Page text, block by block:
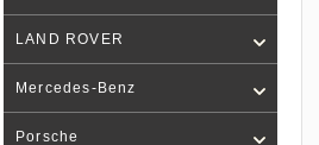
LAND ROVER
Mercedes-Benz
Porsche